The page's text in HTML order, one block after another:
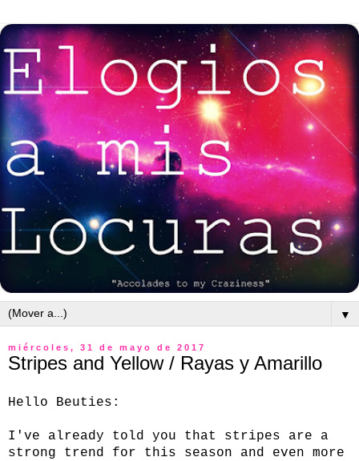
▼
miércoles, 31 de mayo de 2017
Stripes and Yellow / Rayas y Amarillo
Hello Beuties:
I've already told you that stripes are a
strong trend for this season and even more